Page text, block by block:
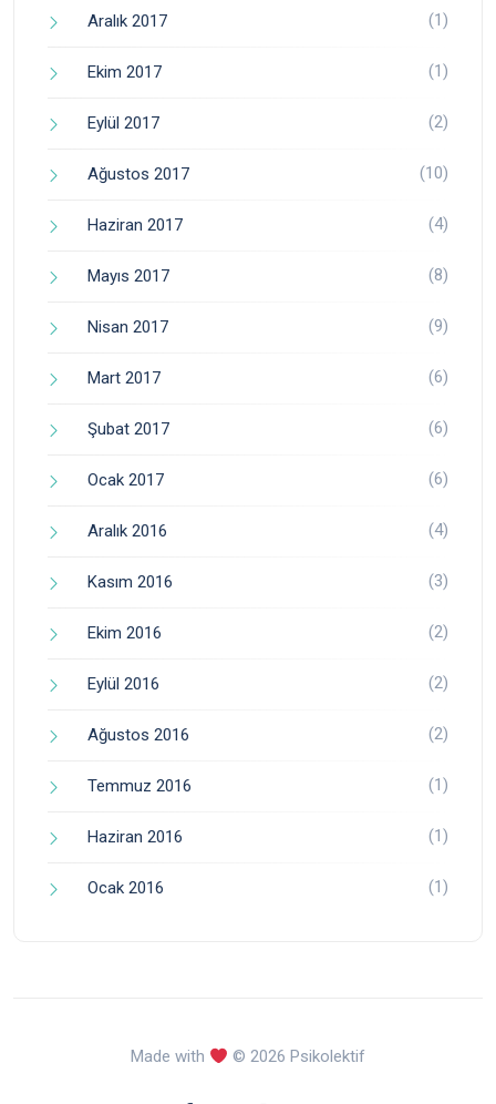
Aralık 2017 (1)
Ekim 2017 (1)
Eylül 2017 (2)
Ağustos 2017 (10)
Haziran 2017 (4)
Mayıs 2017 (8)
Nisan 2017 (9)
Mart 2017 (6)
Şubat 2017 (6)
Ocak 2017 (6)
Aralık 2016 (4)
Kasım 2016 (3)
Ekim 2016 (2)
Eylül 2016 (2)
Ağustos 2016 (2)
Temmuz 2016 (1)
Haziran 2016 (1)
Ocak 2016 (1)
Made with © 2026 Psikolektif